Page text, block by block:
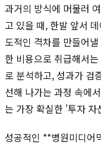
과거의 방식에 머물러
고 있을 때, 한발 앞서
도적인 격차를 만들어
한 비용으로 취급해서
로 분석하고, 성과가 검
선해 나가는 과정 속에
는 가장 확실한 '투자
성공적인 **병원미디어